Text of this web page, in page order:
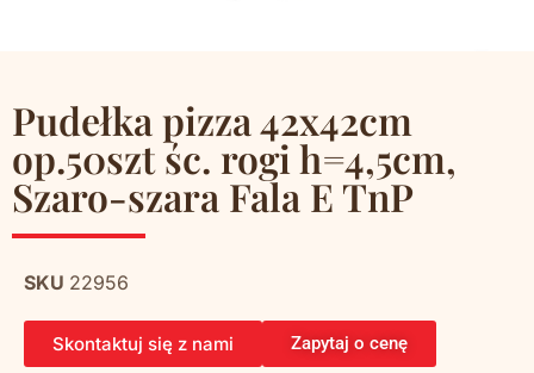
Pudełka pizza 42x42cm
op.50szt śc. rogi h=4,5cm,
Szaro-szara Fala E TnP
SKU 22956
Skontaktuj się z nami Zapytaj o cenę